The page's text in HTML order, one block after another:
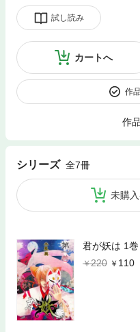
試し読み
カートへ
作
作
シリーズ 全7冊
未購
君が妖は 1巻
220
110